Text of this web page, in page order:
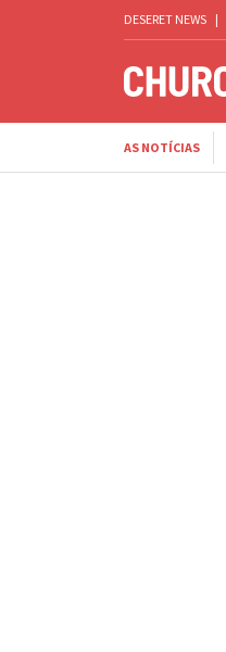
DESERET NEWS |
AS NOTÍCIAS